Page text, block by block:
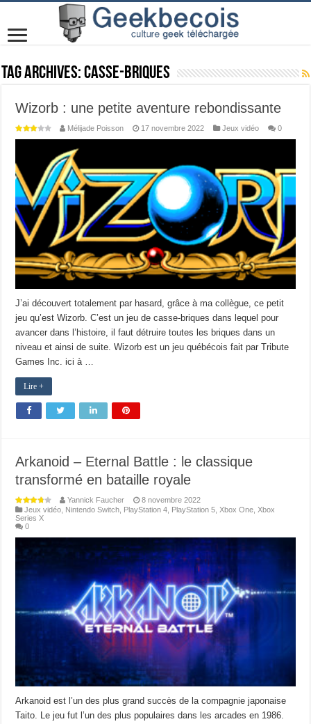
Tag Archives:Casse-briques
Wizorb : une petite aventure rebondissante
Mélijade Poisson 17 novembre 2022 Jeux vidéo 0
J’ai découvert totalement par hasard, grâce à ma collègue, ce petit
jeu qu’est Wizorb. C’est un jeu de casse-briques dans lequel pour
avancer dans l’histoire, il faut détruire toutes les briques dans un
niveau et ainsi de suite. Wizorb est un jeu québécois fait par Tribute
Games Inc. ici à …
Lire +
Arkanoid – Eternal Battle : le classique
transformé en bataille royale
Yannick Faucher
8 novembre 2022
Jeux vidéo Nintendo Switch PlayStation 4 PlayStation 5 ,Xbox One ,Xbox
Series X
0
Arkanoid est l’un des plus grand succès de la compagnie japonaise
Taito. Le jeu fut l’un des plus populaires dans les arcades en 1986.